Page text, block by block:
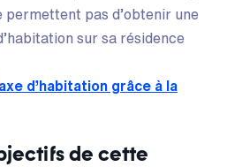
permettent pas d’obtenir une
sur sa résidence
d’habitation grâce à la
de cette